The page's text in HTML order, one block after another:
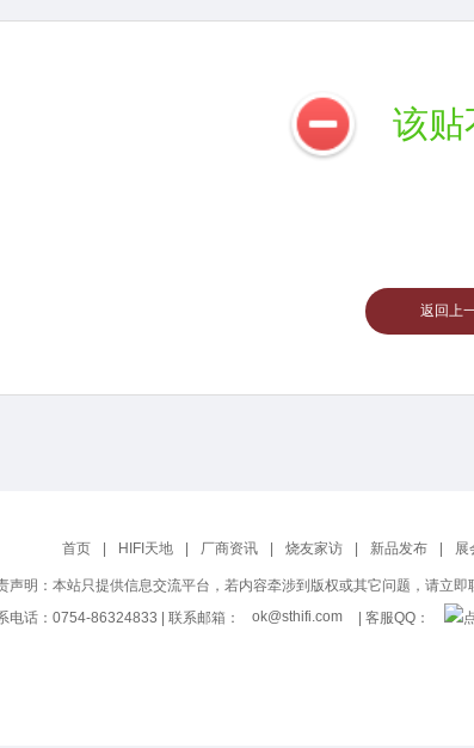
该贴
返回上
首页 | HIFI天地 | 厂商资讯 | 烧友家访 | 新品发布 | 展
声明：本站只提供信息交流平台，若内容牵涉到版权或其它问题，请立
电话：0754-86324833 | 联系邮箱：
ok@sthifi.com | 客服QQ：